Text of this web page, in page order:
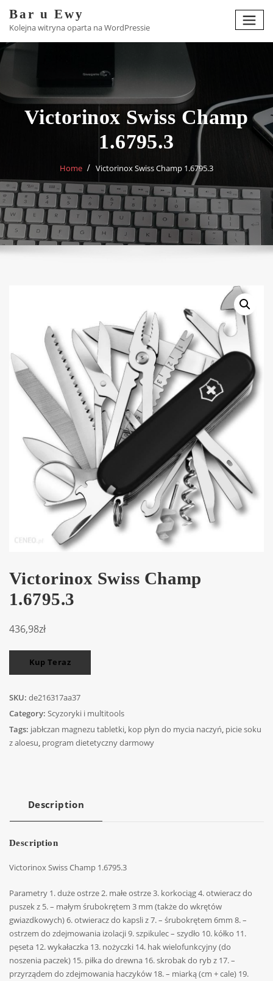
content
Bar u Ewy
Kolejna witryna oparta na WordPressie
Victorinox Swiss Champ
1.6795.3
Home Victorinox Swiss Champ 1.6795.3
Victorinox Swiss Champ
1.6795.3
436,98zł
Kup Teraz
SKU: de216317aa37
Category: Scyzoryki i multitools
Tags: jabłczan magnezu tabletki, kop płyn do mycia naczyń, picie soku
z aloesu, program dietetyczny darmowy
Description
Description
Victorinox Swiss Champ 1.6795.3
Parametry 1. duże ostrze 2. małe ostrze 3. korkociąg 4. otwieracz do
puszek z 5. – małym śrubokrętem 3 mm (także do wkrętów
gwiazdkowych) 6. otwieracz do kapsli z 7. – śrubokrętem 6mm 8. –
ostrzem do zdejmowania izolacji 9. szpikulec – szydło 10. kółko 11.
pęseta 12. wykałaczka 13. nożyczki 14. hak wielofunkcyjny (do
noszenia paczek) 15. piłka do drewna 16. skrobak do ryb z 17. –
przyrządem do zdejmowania haczyków 18. – miarką (cm + cale) 19.